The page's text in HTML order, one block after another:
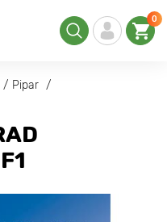
0
Pipar